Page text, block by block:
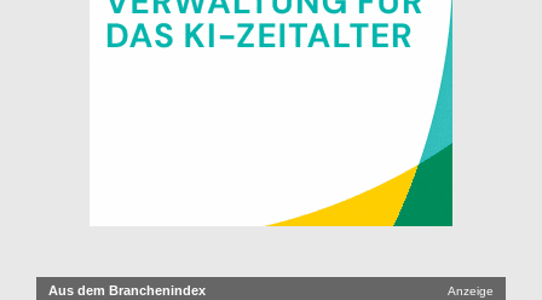
Aus dem Branchenindex Anzeige